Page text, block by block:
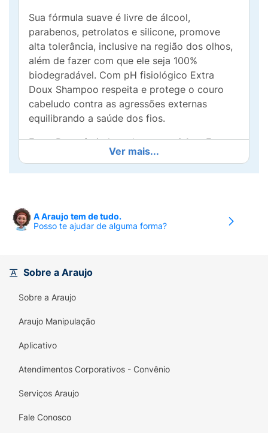
Sua fórmula suave é livre de álcool,
parabenos, petrolatos e silicone, promove
alta tolerância, inclusive na região dos olhos,
além de fazer com que ele seja 100%
biodegradável. Com pH fisiológico Extra
Doux Shampoo respeita e protege o couro
cabeludo contra as agressões externas
equilibrando a saúde dos fios.
Extra Doux é ainda o shampoo n° 1 na Europa
e o 1º produto 100% ecológico¹ de Ducray.
efeito estufa são compensados através do
plantio de árvores, em parceria com o projeto
Ver mais...
A Araujo tem de tudo.
Posso te ajudar de alguma forma?
Sobre a Araujo
Sobre a Araujo
Araujo Manipulação
Aplicativo
Atendimentos Corporativos - Convênio
Serviços Araujo
Fale Conosco